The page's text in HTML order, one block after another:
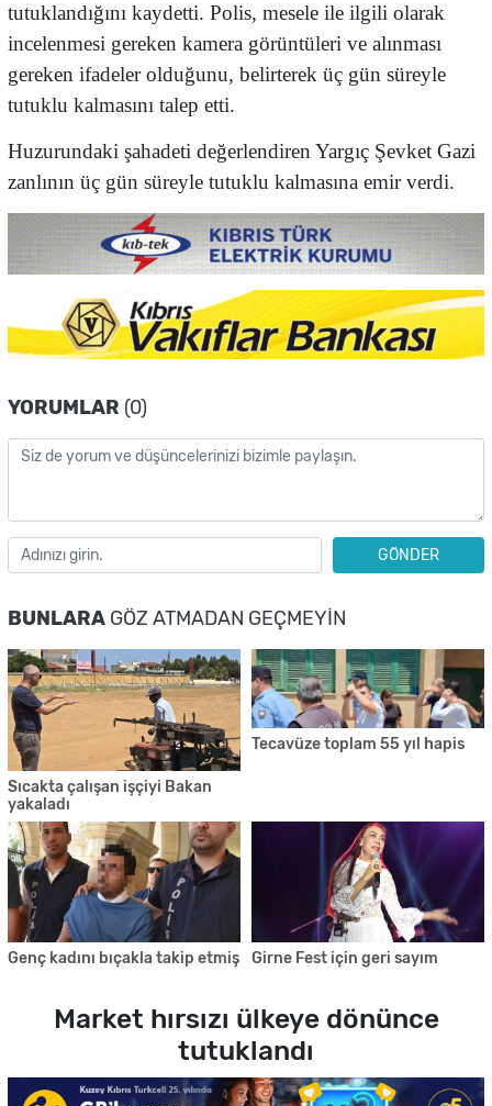
tutuklandığını kaydetti. Polis, mesele ile ilgili olarak
incelenmesi gereken kamera görüntüleri ve alınması
gereken ifadeler olduğunu, belirterek üç gün süreyle
tutuklu kalmasını talep etti.
Huzurundaki şahadeti değerlendiren Yargıç Şevket Gazi
zanlının üç gün süreyle tutuklu kalmasına emir verdi.
YORUMLAR (0)
GÖNDER
BUNLARA GÖZ ATMADAN GEÇMEYIN
Sıcakta çalışan işçiyi Bakan
yakaladı
Tecavüze toplam 55 yıl hapis
Genç kadını bıçakla takip etmiş Girne Fest için geri sayım
Market hırsızı ülkeye dönünce
tutuklandı